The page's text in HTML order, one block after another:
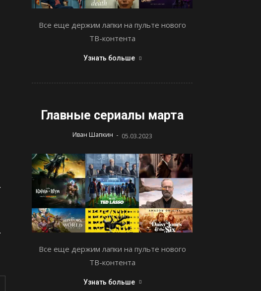
Все еще держим лапки на пульте нового
ТВ-контента
Узнать больше
Главные сериалы марта
Иван Шапкин - 05.03.2023
Все еще держим лапки на пульте нового
ТВ-контента
Узнать больше